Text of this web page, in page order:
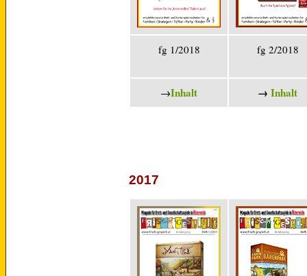
fg 1/2018 fg 2/2018
→Inhalt → Inhalt
2017